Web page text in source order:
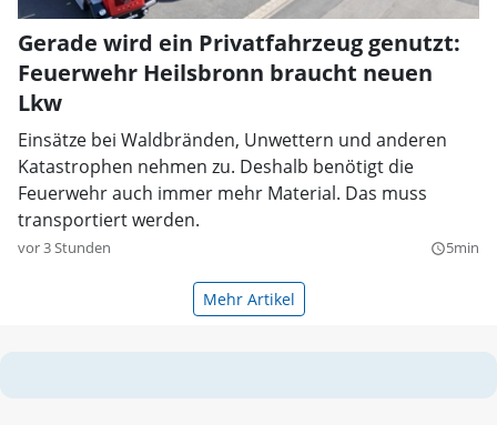
Gerade wird ein Privatfahrzeug genutzt:
Feuerwehr Heilsbronn braucht neuen
Lkw
Einsätze bei Waldbränden, Unwettern und anderen
Katastrophen nehmen zu. Deshalb benötigt die
Feuerwehr auch immer mehr Material. Das muss
transportiert werden.
vor 3 Stunden query_builder5min
Mehr Artikel